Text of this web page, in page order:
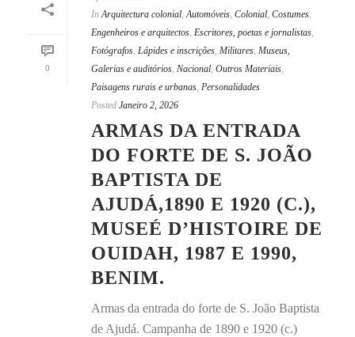
0
In Arquitectura colonial,Automóveis, Colonial, Costumes,
Engenheiros e arquitectos, Escritores, poetas e jornalistas,
Fotógrafos, Lápides e inscrições, Militares, Museus,
Galerias e auditórios, Nacional, Outros Materiais,
Paisagens rurais e urbanas, Personalidades
Posted Janeiro 2, 2026
ARMAS DA ENTRADA
DO FORTE DE S. JOÃO
BAPTISTA DE
AJUDÁ,1890 E 1920 (C.),
MUSEÉ D’HISTOIRE DE
OUIDAH, 1987 E 1990,
BENIM.
Armas da entrada do forte de S. João Baptista
de Ajudá. Campanha de 1890 e 1920 (c.)